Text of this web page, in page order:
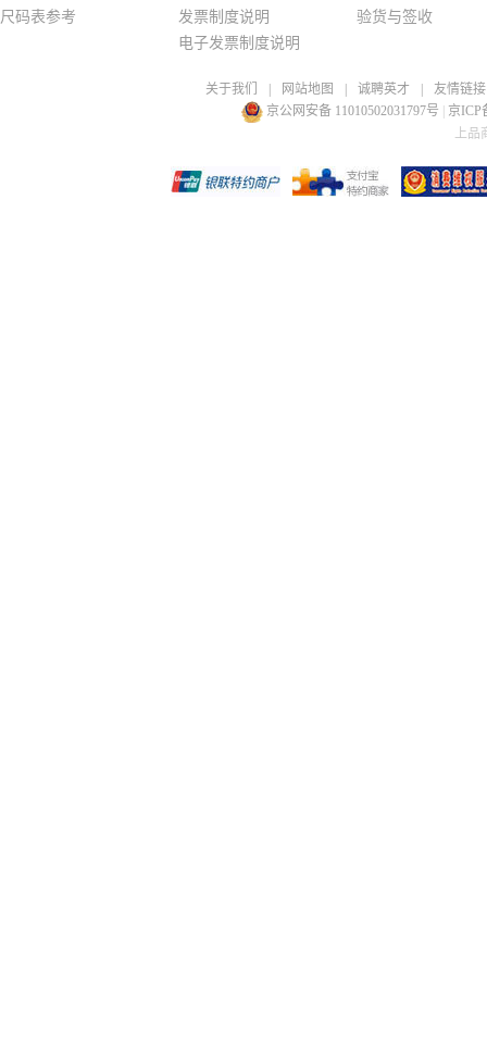
尺码表参考
发票制度说明
电子发票制度说明
验货与签收
关于我们 网站地图 诚聘英才
友情链接
京公网安备 11010502031797号
京ICP
上品